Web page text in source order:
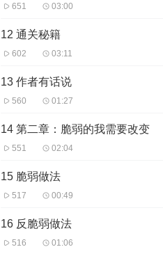
651 03:00
12 通关秘籍
602 03:11
13 作者有话说
560 01:27
14 第二章：脆弱的我需要改变
551 02:04
15 脆弱做法
517 00:49
16 反脆弱做法
516 01:06